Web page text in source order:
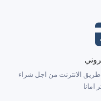
الانترنت من اجل شراء
امانا